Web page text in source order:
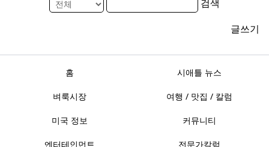
검색
글쓰기
홈 시애틀 뉴스
벼룩시장 여행 / 맛집 / 칼럼
미국 정보 커뮤니티
엔터테인먼트 전문가칼럼